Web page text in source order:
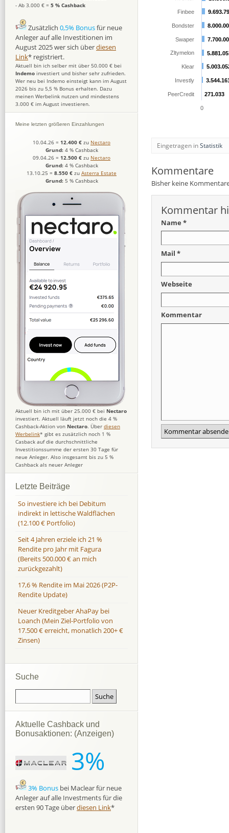
271.033
271.033
Finbee
Bondster
Swaper
Zltymelon
Klear
Investly
PeerCredit
0
Eingetragen inStatistik
Kommentare
Bisher keine
Kommentar
Name *
Mail *
Webseite
Kommentar
- Ab 3.000 € = 5 % Cashback
Zusätzlich 0,5% Bonusfür neue
Anleger auf alle Investitionen im
August 2025 wer sich überdiesen
Link* registriert.
Aktuell bin ich selber mit über 50.000 € bei
Indemo investiert und bisher sehr zufrieden.
Wer neu bei Indemo einsteigt kann im August
2026 bis zu 5,5 % Bonus erhalten. Dazu
meinen Werbelink nutzen und mindestens
3.000 € im August investieren.
Meine letzten größeren Einzahlungen
10.04.26 = 12.400 € zu Nectaro
Grund: 4 % Cashback
09.04.26 = 12.500 € zu Nectaro
Grund: 4 % Cashback
13.10.25 = 8.550 € zu Asterra Estate
Grund: 5 % Cashback
Aktuell bin ich mit über 25.000 € bei Nectaro
investiert. Aktuell läuft jetzt noch die 4 %
Cashback-Aktion von Nectaro. Über diesen
Werbelink* gibt es zusätzlich noch 1 %
Casback auf die durchschnittliche
Investitionssumme der ersten 30 Tage für
neue Anleger. Also insgesamt bis zu 5 %
Cashback als neuer Anleger
Letzte Beiträge
So investiere ich bei Debitum
indirekt in lettische Waldflächen
(12.100 € Portfolio)
Seit 4 Jahren erziele ich 21 %
Rendite pro Jahr mit Fagura
(Bereits 500.000 € an mich
zurückgezahlt)
17,6 % Rendite im Mai 2026 (P2P-
Rendite Update)
Neuer Kreditgeber AhaPay bei
Loanch (Mein Ziel-Portfolio von
17.500 € erreicht, monatlich 200+ €
Zinsen)
Suche
Aktuelle Cashback und
Bonusaktionen: (Anzeigen)
3%
3% Bonus bei Maclear für neue
Anleger auf alle Investments für die
ersten 90 Tage überdiesen Link*